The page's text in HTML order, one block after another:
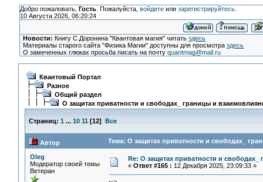
Добро пожаловать, Гость. Пожалуйста, войдитеили зарегистрируйтесь.
10 Августа 2026, 06:20:24
Новости: Книгу С.Доронина "Квантовая магия" читатьздесь
Материалы старого сайта "Физика Магии" доступны для просмотраздесь
О замеченных глюках просьба писать на почтуquantmag@mail.ru
Квантовый Портал
Разное
Общий раздел
О защитах приватности и свободах_ границы и
Страниц: 1 ... 10 11 [12] Все
Автор Тема: О защитах приватности и свободах_
Oleg
Модератор своей темы
Ветеран
Re: О защитах приватности и
« Ответ #165 : 12 Декабря 2025, 23:09:33 »